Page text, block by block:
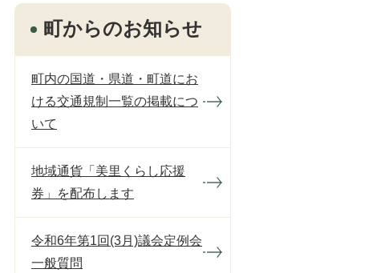
町からのお知らせ
町内の国道・県道・町道にお
ける交通規制一覧の掲載につ
いて
地域通貨「美里くらし応援
券」を配布します
令和6年第1回(3月)議会定例会
一般質問